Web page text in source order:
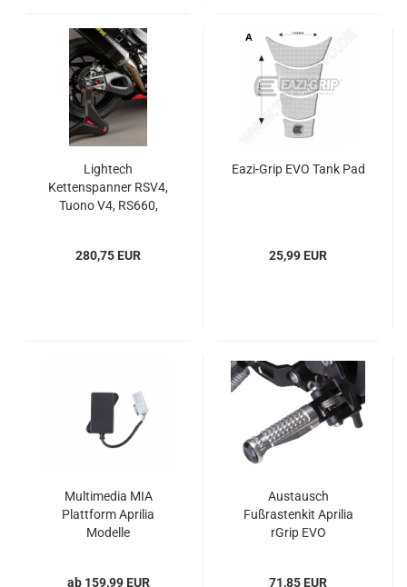
Lightech
Kettenspanner RSV4,
Tuono V4, RS660,
280,75 EUR
Eazi-Grip EVO Tank Pad
25,99 EUR
Multimedia MIA
Plattform Aprilia
Modelle
ab 159,99 EUR
Austausch
Fußrastenkit Aprilia
rGrip EVO
71,85 EUR